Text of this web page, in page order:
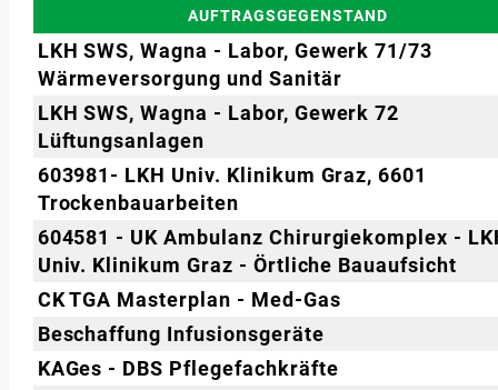
AUFTRAGSGEGENSTAND
LKH SWS, Wagna - Labor, Gewerk 71/73
Wärmeversorgung und Sanitär
LKH SWS, Wagna - Labor, Gewerk 72
Lüftungsanlagen
603981- LKH Univ. Klinikum Graz, 6601
Trockenbauarbeiten
604581 - UK Ambulanz Chirurgiekomplex -
Univ. Klinikum Graz - Örtliche Bauaufsicht
CK TGA Masterplan - Med-Gas
Beschaffung Infusionsgeräte
KAGes - DBS Pflegefachkräfte